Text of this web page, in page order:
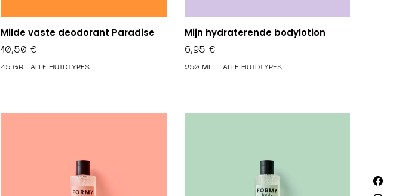
Milde vaste deodorant Paradise
10,50 €
45 GR -ALLE HUIDTYPES
Mijn hydraterende bodylotion
6,95 €
250 ML – ALLE HUIDTYPES
Vind